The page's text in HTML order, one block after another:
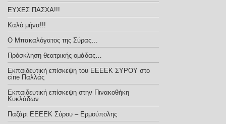
ΕΥΧΕΣ ΠΑΣΧΑ!!!
Καλό μήνα!!!
Ο Μπακαλόγατος της Σύρας…
Πρόσκληση θεατρικής ομάδας…
Εκπαιδευτική επίσκεψη του ΕΕΕΕΚ ΣΥΡΟΥ στο
cine Παλλάς
Εκπαιδευτική επίσκεψη στην Πινακοθήκη
Κυκλάδων
Παζάρι ΕΕΕΕΚ Σύρου – Ερμούπολης